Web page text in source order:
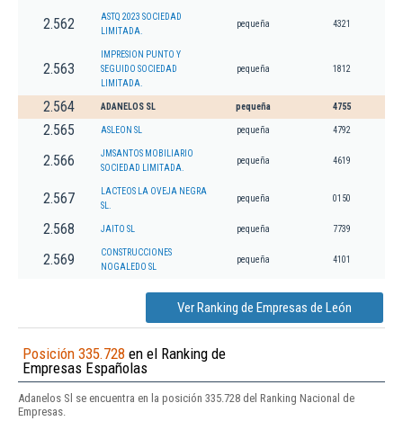
2.562
ASTQ 2023 SOCIEDAD
LIMITADA.
pequeña 4321
2.563
IMPRESION PUNTO Y
SEGUIDO SOCIEDAD
LIMITADA.
pequeña 1812
2.564 ADANELOS SL pequeña 4755
2.565 ASLEON SL pequeña 4792
2.566
JMSANTOS MOBILIARIO
SOCIEDAD LIMITADA.
pequeña 4619
2.567
LACTEOS LA OVEJA NEGRA
SL.
pequeña 0150
2.568 JAITO SL pequeña 7739
2.569
CONSTRUCCIONES
NOGALEDO SL
pequeña 4101
Ver Ranking de Empresas de León
Posición 335.728 en el Ranking de
Empresas Españolas
Adanelos Sl se encuentra en la posición 335.728 del Ranking Nacional de
Empresas.